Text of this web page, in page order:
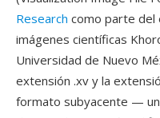
Research como parte del
imágenes científicas
Universidad de Nuevo
extensión .xv y la
formato subyacente —